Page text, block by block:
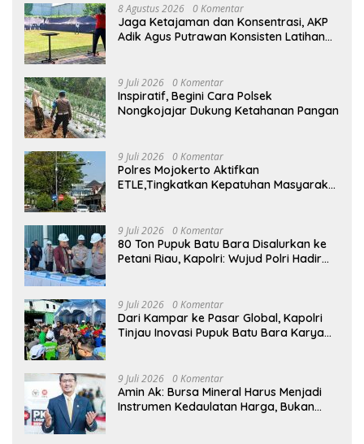
8 Agustus 2026 0 Komentar
Jaga Ketajaman dan Konsentrasi, AKP
Adik Agus Putrawan Konsisten Latihan
9 Juli 2026 0 Komentar
Inspiratif, Begini Cara Polsek
Nongkojajar Dukung Ketahanan Pangan
9 Juli 2026 0 Komentar
Polres Mojokerto Aktifkan
ETLE,Tingkatkan Kepatuhan Masyarakat
9 Juli 2026 0 Komentar
80 Ton Pupuk Batu Bara Disalurkan ke
Petani Riau, Kapolri: Wujud Polri Hadir
9 Juli 2026 0 Komentar
Dari Kampar ke Pasar Global, Kapolri
Tinjau Inovasi Pupuk Batu Bara Karya
9 Juli 2026 0 Komentar
Amin Ak: Bursa Mineral Harus Menjadi
Instrumen Kedaulatan Harga, Bukan